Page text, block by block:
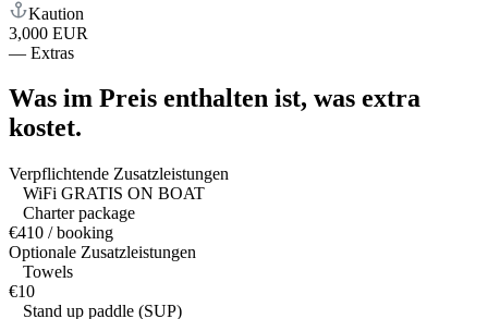
Kaution
3,000 EUR
— Extras
Was im Preis enthalten ist, was extra
kostet.
Verpflichtende Zusatzleistungen
WiFi GRATIS ON BOAT
Charter package
€410 / booking
Optionale Zusatzleistungen
Towels
€10
Stand up paddle (SUP)